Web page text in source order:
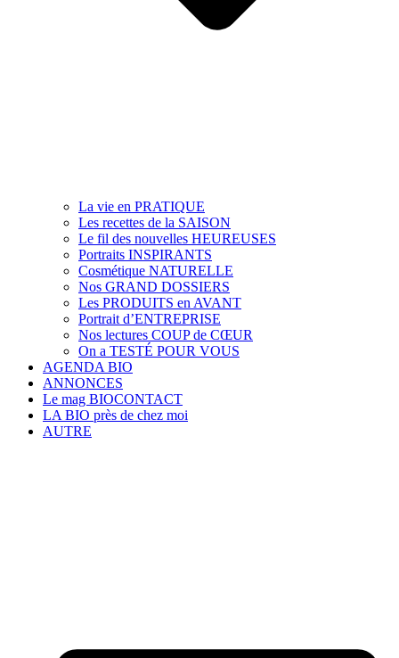
La vie en PRATIQUE
Les recettes de la SAISON
Le fil des nouvelles HEUREUSES
Portraits INSPIRANTS
Cosmétique NATURELLE
Nos GRAND DOSSIERS
Les PRODUITS en AVANT
Portrait d’ENTREPRISE
Nos lectures COUP de CŒUR
On a TESTÉ POUR VOUS
AGENDA BIO
ANNONCES
Le mag BIOCONTACT
LA BIO près de chez moi
AUTRE